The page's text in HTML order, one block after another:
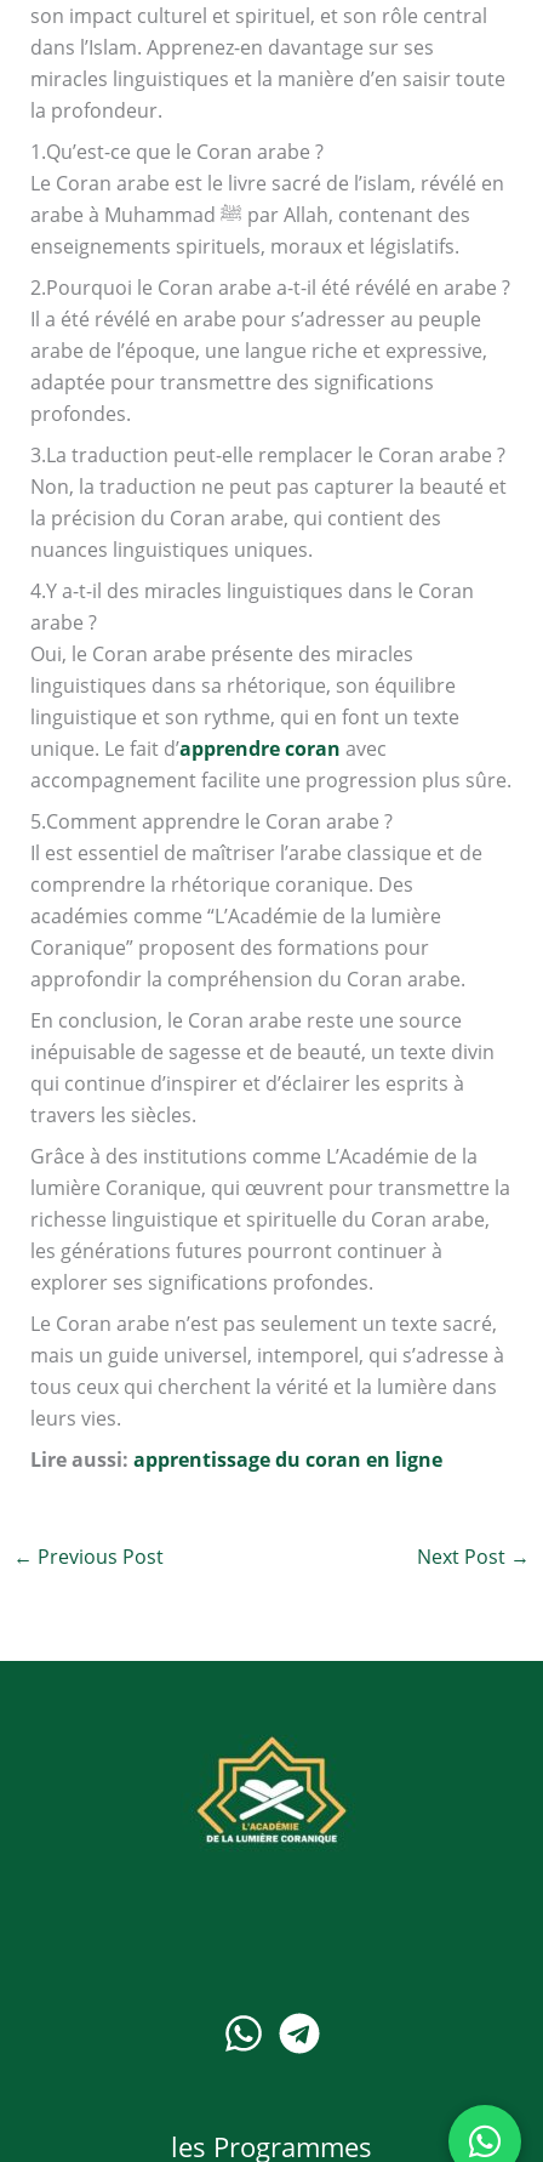
son impact culturel et spirituel, et son rôle central
dans l’Islam. Apprenez-en davantage sur ses
miracles linguistiques et la manière d’en saisir toute
la profondeur.
1.Qu’est-ce que le Coran arabe ?
Le Coran arabe est le livre sacré de l’islam, révélé en
arabe à Muhammad ﷺ par Allah, contenant des
enseignements spirituels, moraux et législatifs.
2.Pourquoi le Coran arabe a-t-il été révélé en arabe ?
Il a été révélé en arabe pour s’adresser au peuple
arabe de l’époque, une langue riche et expressive,
adaptée pour transmettre des significations
profondes.
3.La traduction peut-elle remplacer le Coran arabe ?
Non, la traduction ne peut pas capturer la beauté et
la précision du Coran arabe, qui contient des
nuances linguistiques uniques.
4.Y a-t-il des miracles linguistiques dans le Coran
arabe ?
Oui, le Coran arabe présente des miracles
linguistiques dans sa rhétorique, son équilibre
linguistique et son rythme, qui en font un texte
unique. Le fait d’apprendre coran avec
accompagnement facilite une progression plus sûre.
5.Comment apprendre le Coran arabe ?
Il est essentiel de maîtriser l’arabe classique et de
comprendre la rhétorique coranique. Des
académies comme “L’Académie de la lumière
Coranique” proposent des formations pour
approfondir la compréhension du Coran arabe.
En conclusion, le Coran arabe reste une source
inépuisable de sagesse et de beauté, un texte divin
qui continue d’inspirer et d’éclairer les esprits à
travers les siècles.
Grâce à des institutions comme L’Académie de la
lumière Coranique, qui œuvrent pour transmettre la
richesse linguistique et spirituelle du Coran arabe,
les générations futures pourront continuer à
explorer ses significations profondes.
Le Coran arabe n’est pas seulement un texte sacré,
mais un guide universel, intemporel, qui s’adresse à
tous ceux qui cherchent la vérité et la lumière dans
leurs vies.
Lire aussi: apprentissage du coran en ligne
← Previous Post Next Post →
les Programmes